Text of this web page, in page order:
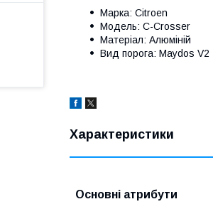
Марка: Citroen
Модель: C-Crosser
Матеріал: Алюміній
Вид порога: Maydos V2
Характеристики
Основні атрибути